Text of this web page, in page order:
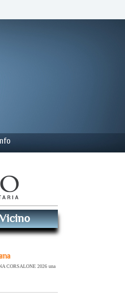
CORSALONE 2026 una